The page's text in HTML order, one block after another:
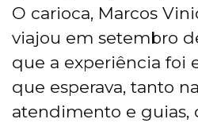
O carioca, Marcos
viajou em setembro
que a experiência foi
que esperava, tanto
atendimento e guias,